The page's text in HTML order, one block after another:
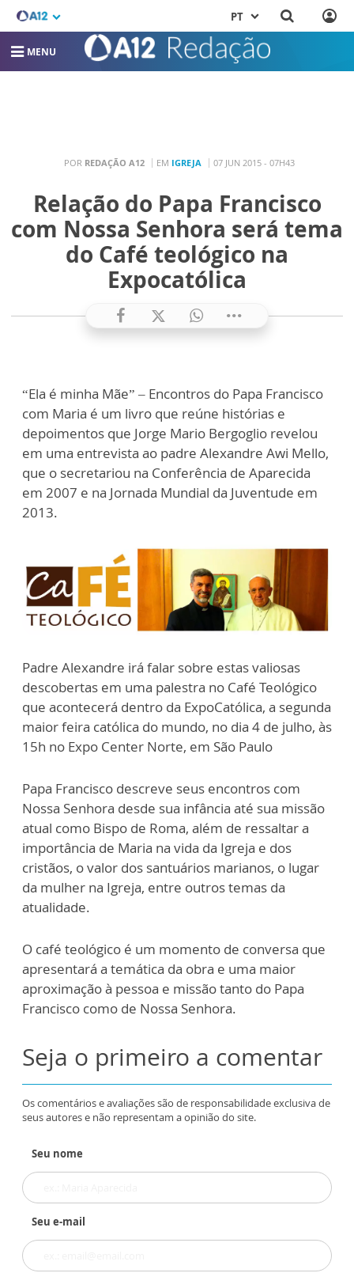
PT
MENU
POR REDAÇÃO A12 EM IGREJA 07 JUN 2015 - 07H43
Relação do Papa Francisco
com Nossa Senhora será tema
do Café teológico na
Expocatólica
“Ela é minha Mãe” – Encontros do Papa Francisco
com Maria é um livro que reúne histórias e
depoimentos que Jorge Mario Bergoglio revelou
em uma entrevista ao padre Alexandre Awi Mello,
que o secretariou na Conferência de Aparecida
em 2007 e na Jornada Mundial da Juventude em
2013.
Padre Alexandre irá falar sobre estas valiosas
descobertas em uma palestra no Café Teológico
que acontecerá dentro da ExpoCatólica, a segunda
maior feira católica do mundo, no dia 4 de julho, às
15h no Expo Center Norte, em São Paulo
Papa Francisco descreve seus encontros com
Nossa Senhora desde sua infância até sua missão
atual como Bispo de Roma, além de ressaltar a
importância de Maria na vida da Igreja e dos
cristãos, o valor dos santuários marianos, o lugar
da mulher na Igreja, entre outros temas da
atualidade.
O café teológico é um momento de conversa que
apresentará a temática da obra e uma maior
aproximação à pessoa e missão tanto do Papa
Francisco como de Nossa Senhora.
Seja o primeiro a comentar
Os comentários e avaliações são de responsabilidade exclusiva de
seus autores e não representam a opinião do site.
Seu nome
Seu e-mail